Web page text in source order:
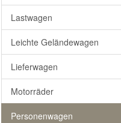
Lastwagen
Leichte Geländewagen
Lieferwagen
Motorräder
Personenwagen